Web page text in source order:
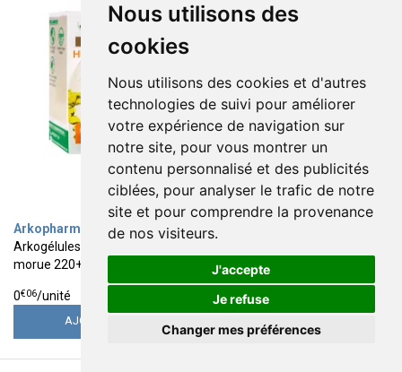
Nous utilisons des
cookies
Nous utilisons des cookies et d'autres
technologies de suivi pour améliorer
votre expérience de navigation sur
notre site, pour vous montrer un
contenu personnalisé et des publicités
ciblées, pour analyser le trafic de notre
site et pour comprendre la provenance
de nos visiteurs.
J'accepte
Je refuse
Changer mes préférences
Arkopharma
Arkogélules huile foie de
morue 220+60 gélules
15€95
0€06/unité
AJOUTER
musculaire 30 comprimés
9€45
0 /unité